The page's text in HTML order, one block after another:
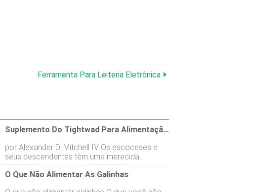
Ferramenta Para Leiteria Eletrônica
Suplemento Do Tightwad Para Alimentação E Cuidados Com Galinhas
por Alexander D. Mitchell IV Os escoceses e
seus descendentes têm uma merecida
reputação de frugalidade. E como o rebanho
de galinhas de raças tradicionais da minha
O Que Não Alimentar As Galinhas